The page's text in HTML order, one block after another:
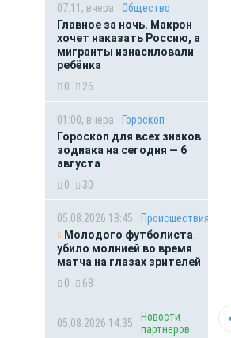
07:11, вчера
Общество
Главное за ночь. Макрон
хочет наказать Россию, а
мигранты изнасиловали
ребёнка
0
26
01:00, вчера
Гороскоп
Гороскоп для всех знаков
зодиака на сегодня — 6
августа
0
30
05.08.2026 18:45
Происшествия
Молодого футболиста
убило молнией во время
матча на глазах зрителей
0
68
05.08.2026 14:35
Новости
партнёров